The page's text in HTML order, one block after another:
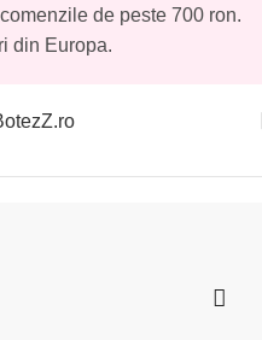
de peste 700 ron.
din Europa.